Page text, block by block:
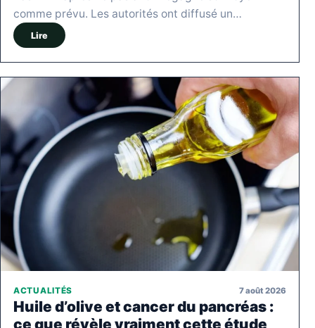
comme prévu. Les autorités ont diffusé un…
Lire
ACTUALITÉS 7 août 2026
Huile d’olive et cancer du pancréas :
ce que révèle vraiment cette étude